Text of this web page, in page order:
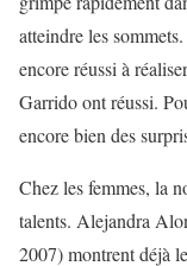
atteindre les
encore réussi à
Garrido ont réussi.
encore bien des
Chez les femmes, la
talents. Alejandra
2007) montrent déjà